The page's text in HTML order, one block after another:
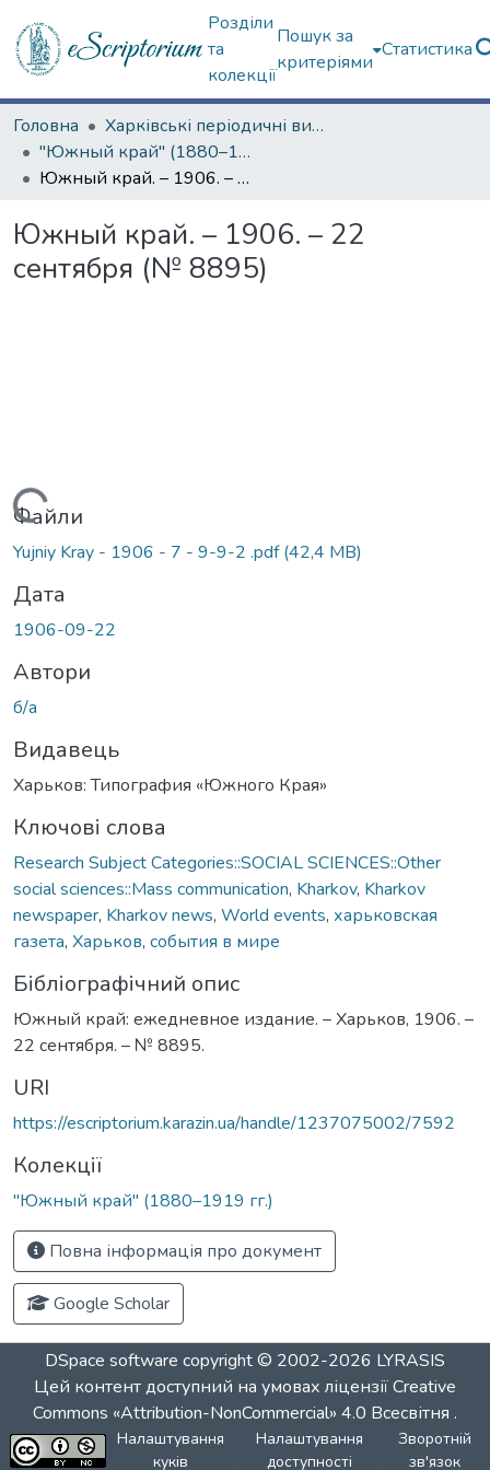
Розділи
та
колекції
Пошук за
критеріями
Статистика
Головна
Харківські періодичні видання
"Южный край" (1880–1919 гг.)
Южный край. – 1906. – 22 сентября (№ 8895)
Южный край. – 1906. – 22
сентября (№ 8895)
Вантажиться...
Файли
Yujniy Kray - 1906 - 7 - 9-9-2 .pdf(42,4 MB)
Дата
1906-09-22
Автори
б/а
Видавець
Харьков: Типография «Южного Края»
Ключові слова
Research Subject Categories::SOCIAL SCIENCES::Other
social sciences::Mass communication, Kharkov, Kharkov
newspaper, Kharkov news, World events, харьковская
газета, Харьков, события в мире
Бібліографічний опис
Южный край: ежедневное издание. – Харьков, 1906. –
22 сентября. – № 8895.
URI
https://escriptorium.karazin.ua/handle/1237075002/7592
Колекції
"Южный край" (1880–1919 гг.)
Повна інформація про документ
Google Scholar
DSpace software copyright © 2002-2026 LYRASIS
Цей контент доступний на умовах ліцензіїCreative
Commons «Attribution-NonCommercial» 4.0 Всесвітня .
Налаштування
куків
Налаштування
доступності
Зворотній
зв'язок